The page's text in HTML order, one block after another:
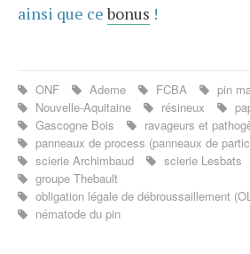
ainsi que cebonus !
ONF Ademe FCBA pin
Nouvelle-Aquitaine
résineux
Gascogne Bois
ravageurs et
panneaux de process (panneaux de
scierie Archimbaud
scierie Lesbats
groupe Thebault
obligation légale de débroussaillement
nématode du pin